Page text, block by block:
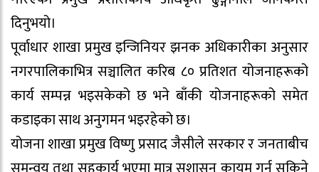
दिनुभयो।
पूर्वाधार शाखा प्रमुख इन्जिनियर झनक अधिकारीका अनुसार
नगरपालिकाभित्र सञ्चालित करिब ८० प्रतिशत योजनाहरूको
कार्य सम्पन्न भइसकेको छ भने बाँकी योजनाहरूको समेत
कडाइका साथ अनुगमन भइरहेको छ।
योजना शाखा प्रमुख विष्णु प्रसाद जैसीले सरकार र जनताबीच